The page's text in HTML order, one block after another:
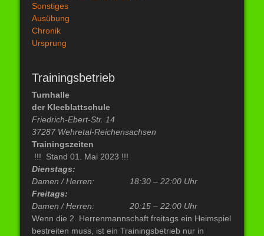
Sonstiges
Ausübung
Chronik
Ursprung
Trainingsbetrieb
Turnhalle
der Kleeblattschule
Friedrich-Ebert-Str. 14
37287 Wehretal-Reichensachsen
Trainingszeiten
!!! Stand 01. Mai 2023 !!!
Dienstags:
Damen / Herren:
18:30 – 22:00 Uhr
Freitags:
Damen / Herren: 20:15 – 22:00 Uhr
Wenn die 2. Herrenmannschaft freitags ein Heimspiel
bestreiten muss, ist ein Trainingsbetrieb nur in